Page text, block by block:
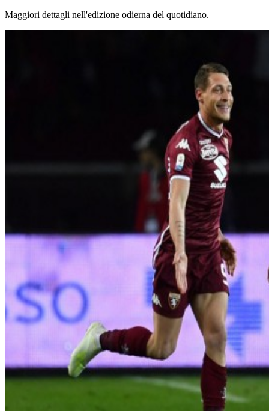
Maggiori dettagli nell'edizione odierna del quotidiano.